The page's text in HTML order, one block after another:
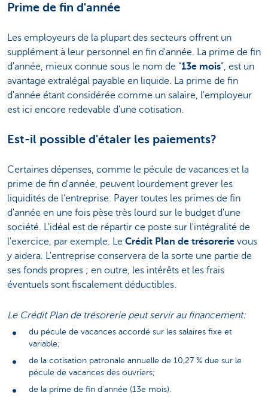
Prime de fin d'année
Les employeurs de la plupart des secteurs offrent un
supplément à leur personnel en fin d'année. La prime de fin
d'année, mieux connue sous le nom de “13e mois”, est un
avantage extralégal payable en liquide. La prime de fin
d'année étant considérée comme un salaire, l'employeur
est ici encore redevable d'une cotisation.
Est-il possible d'étaler les paiements?
Certaines dépenses, comme le pécule de vacances et la
prime de fin d'année, peuvent lourdement grever les
liquidités de l'entreprise. Payer toutes les primes de fin
d'année en une fois pèse très lourd sur le budget d'une
société. L'idéal est de répartir ce poste sur l'intégralité de
l'exercice, par exemple. Le Crédit Plan de trésorerie vous
y aidera. L'entreprise conservera de la sorte une partie de
ses fonds propres ; en outre, les intérêts et les frais
éventuels sont fiscalement déductibles.
Le Crédit Plan de trésorerie peut servir au financement:
du pécule de vacances accordé sur les salaires fixe et
variable;
de la cotisation patronale annuelle de 10,27 % due sur le
pécule de vacances des ouvriers;
de la prime de fin d'année (13e mois).